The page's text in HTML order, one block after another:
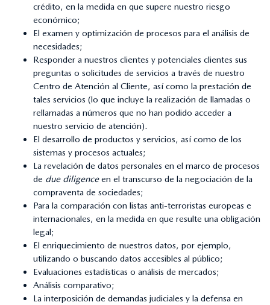
crédito, en la medida en que supere nuestro riesgo
económico;
El examen y optimización de procesos para el análisis de
necesidades;
Responder a nuestros clientes y potenciales clientes sus
preguntas o solicitudes de servicios a través de nuestro
Centro de Atención al Cliente, así como la prestación de
tales servicios (lo que incluye la realización de llamadas o
rellamadas a números que no han podido acceder a
nuestro servicio de atención).
El desarrollo de productos y servicios, así como de los
sistemas y procesos actuales;
La revelación de datos personales en el marco de procesos
de due diligenceen el transcurso de la negociación de la
compraventa de sociedades;
Para la comparación con listas anti-terroristas europeas e
internacionales, en la medida en que resulte una obligación
legal;
El enriquecimiento de nuestros datos, por ejemplo,
utilizando o buscando datos accesibles al público;
Evaluaciones estadísticas o análisis de mercados;
Análisis comparativo;
La interposición de demandas judiciales y la defensa en